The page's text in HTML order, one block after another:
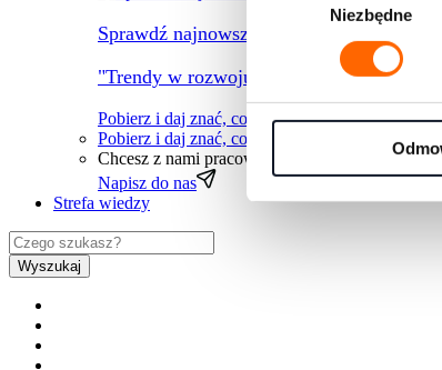
Niezbędne
Sprawdź najnowszy raport
"Trendy w rozwoju ludzi na rok 2026"
Pobierz i daj znać, co myślisz
Pobierz i daj znać, co myślisz
Chcesz z nami pracować?
Zapraszamy do
Napisz do nas
Strefa wiedzy
Wyszukaj